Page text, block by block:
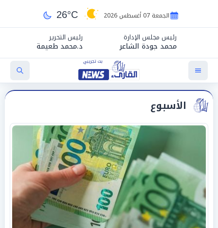
الجمعة 07 أغسطس 2026 26°C
رئيس مجلس الإدارة
محمد جودة الشاعر
رئيس التحرير
د.محمد طعيمة
الأسبوع